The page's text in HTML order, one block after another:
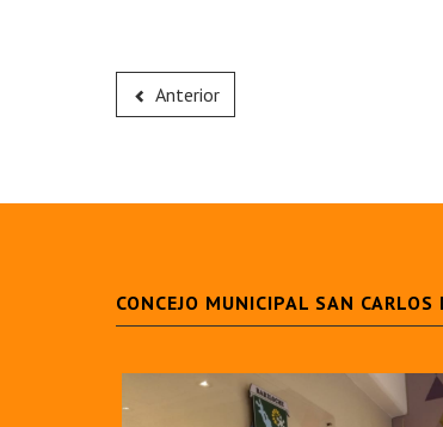
Anterior
CONCEJO MUNICIPAL SAN CARLOS